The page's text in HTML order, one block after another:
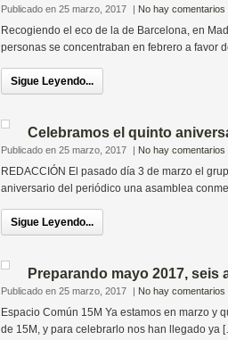
Publicado en 25 marzo, 2017 | No hay comentarios
Recogiendo el eco de la de Barcelona, en
personas se concentraban en febrero a favor
Sigue Leyendo...
Celebramos el quinto
Publicado en 25 marzo, 2017 | No hay comentarios
REDACCIÓN El pasado día 3 de marzo el
aniversario del periódico una asamblea
Sigue Leyendo...
Preparando mayo 2017, seis
Publicado en 25 marzo, 2017 | No hay comentarios
Espacio Común 15M Ya estamos en marzo y
de 15M, y para celebrarlo nos han llegado ya